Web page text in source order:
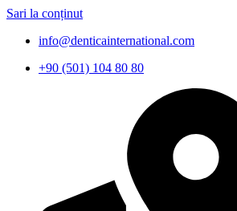
Sari la conținut
info@denticainternational.com
+90 (501) 104 80 80